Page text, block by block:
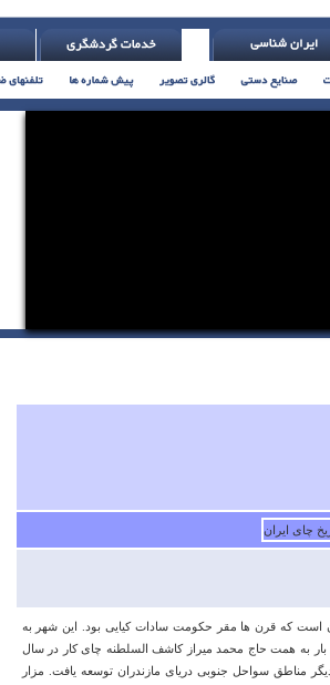
است که قرن ها مقر حکومت سادات کیایی بود. این شهر به
بار به همت حاج محمد میراز کاشف السلطنه چای کار در سال
مناطق سواحل جنوبی دریای مازندران توسعه یافت. مزار